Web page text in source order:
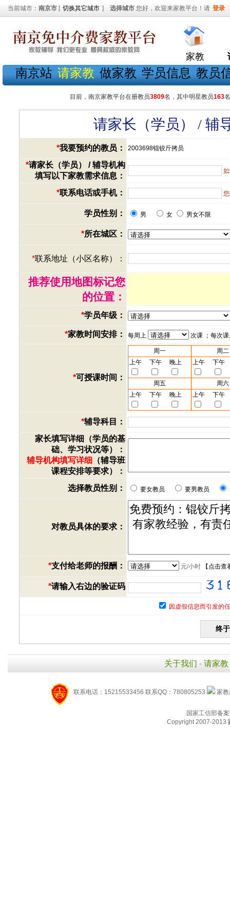
当前城市： 南京市 [ 切换其它城市 ] 选择城市 您好，欢迎来家教平台！请 登录
家教
南京站 请家教 做家教 学员信息 教员
目前，南京家教平台在册教员3809名，其中明星教员163
请家长（学员） / 辅
*我要预约的教员： 2003698锟铰斤拷员
*请家长（学员） / 辅导机构
填写以下家教需求信息：
*联系电话或手机：
学员性别： 男 女 男女不限
*所在城区：
*联系地址（小区名称）：
推荐使用地图标记您
的位置：
*学员年级：
*家教时间安排： 每周上 次课 ；每次
*可授课时间：
周一
周二
上午
下午 晚上 上午 下午
周五
周六
上午
下午 晚上 上午 下午
*辅导科目：
家长填写详细（学员的基
础、学习状况等）：
辅导机构填写详细 （辅导班
课程安排等要求）：
选择教员性别：
要女教员 要男教员
对教员具体的要求：
*支付给老师的报酬： 元/小时【 点击查
*请输入右边的验证码
因虚假信息而引发的
关于我们 - 请家教
联系电话：15215533456 联系QQ：780805253 家
国家工信部备
Copyright 2007-2013